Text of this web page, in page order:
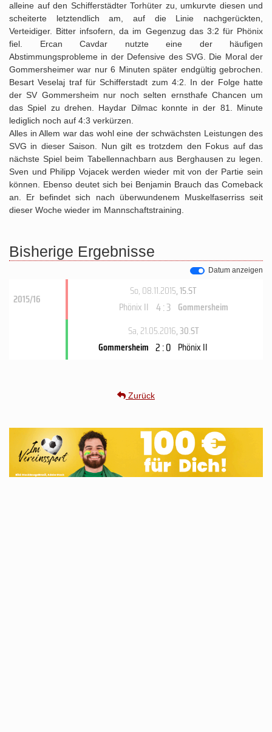
alleine auf den Schifferstädter Torhüter zu, umkurvte diesen und
scheiterte letztendlich am, auf die Linie nachgerückten,
Verteidiger. Bitter infsofern, da im Gegenzug das 3:2 für Phönix
fiel. Ercan Cavdar nutzte eine der häufigen
Abstimmungsprobleme in der Defensive des SVG. Die Moral der
Gommersheimer war nur 6 Minuten später endgültig gebrochen.
Besart Veselaj traf für Schifferstadt zum 4:2. In der Folge hatte
der SV Gommersheim nur noch selten ernsthafe Chancen um
das Spiel zu drehen. Haydar Dilmac konnte in der 81. Minute
lediglich noch auf 4:3 verkürzen.
Alles in Allem war das wohl eine der schwächsten Leistungen des
SVG in dieser Saison. Nun gilt es trotzdem den Fokus auf das
nächste Spiel beim Tabellennachbarn aus Berghausen zu legen.
Sven und Philipp Vojacek werden wieder mit von der Partie sein
können. Ebenso deutet sich bei Benjamin Brauch das Comeback
an. Er befindet sich nach überwundenem Muskelfaserriss seit
dieser Woche wieder im Mannschaftstraining.
Bisherige Ergebnisse
Datum anzeigen
2015/16
So, 08.11.2015, 15.ST
Phönix II 4 : 3 Gommersheim
Sa, 21.05.2016, 30.ST
Gommersheim 2 : 0 Phönix II
Zurück